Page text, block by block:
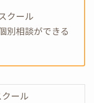
クール
別相談ができる
ール